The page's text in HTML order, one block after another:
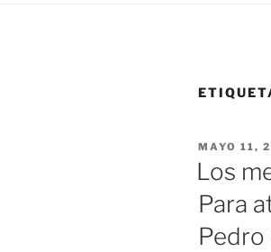
EL
MAYO 11,
Los
Para
Pedro